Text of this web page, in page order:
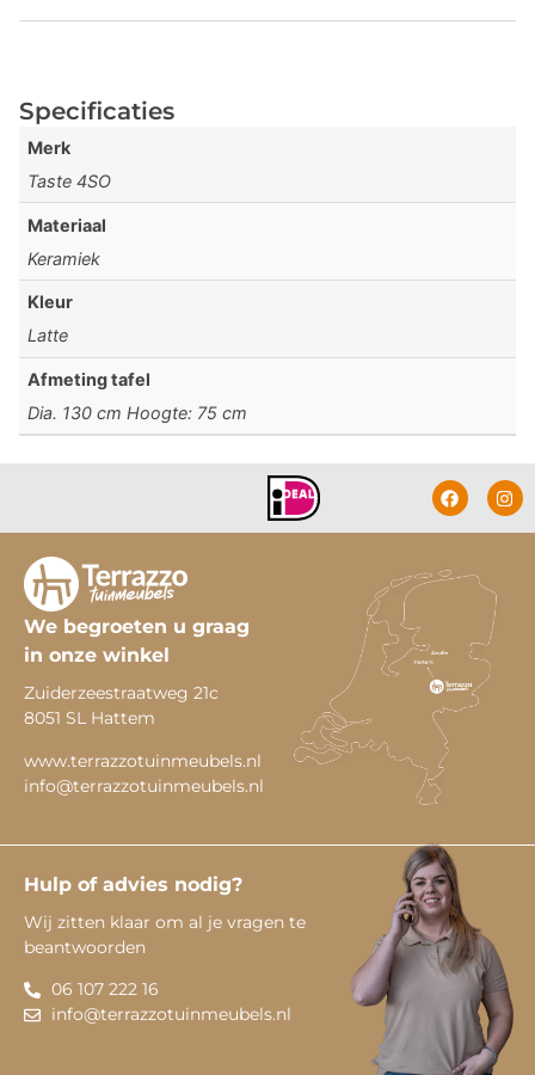
Specificaties
Merk
Taste 4SO
Materiaal
Keramiek
Kleur
Latte
Afmeting tafel
Dia. 130 cm Hoogte: 75 cm
We begroeten u graag
in onze winkel
Zuiderzeestraatweg 21c
8051 SL Hattem
www.terrazzotuinmeubels.nl
info@terrazzotuinmeubels.nl
Hulp of advies nodig?
Wij zitten klaar om al je vragen te
beantwoorden
06 107 222 16
info@terrazzotuinmeubels.nl